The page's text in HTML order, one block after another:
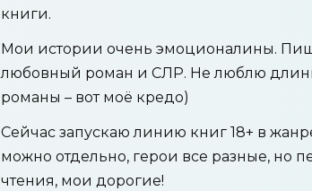
книги.
Мои истории очень эмоционалины.
любовный роман и СЛР. Не люблю
романы – вот моё кредо)
Сейчас запускаю линию книг 18+ в
можно отдельно, герои все разные, но
чтения, мои дорогие!